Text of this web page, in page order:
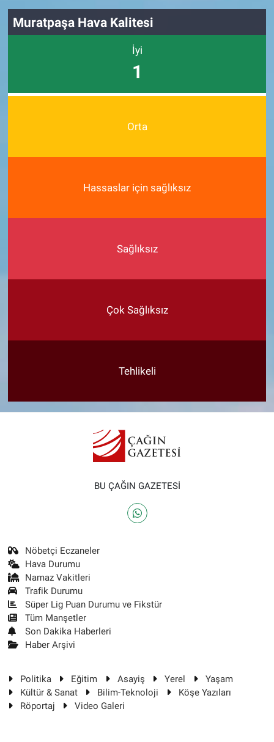
Muratpaşa Hava Kalitesi
İyi
1
Orta
Hassaslar için sağlıksız
Sağlıksız
Çok Sağlıksız
Tehlikeli
BU ÇAĞIN GAZETESİ
Nöbetçi Eczaneler
Hava Durumu
Namaz Vakitleri
Trafik Durumu
Süper Lig Puan Durumu ve Fikstür
Tüm Manşetler
Son Dakika Haberleri
Haber Arşivi
Politika Eğitim Asayiş Yerel
Yaşam
Kültür & Sanat
Bilim-Teknoloji
Köşe Yazıları
Röportaj
Video Galeri